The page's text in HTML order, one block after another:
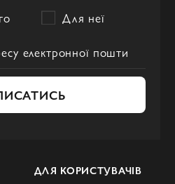
Для неї
ДЛЯ КОРИСТУВАЧІВ